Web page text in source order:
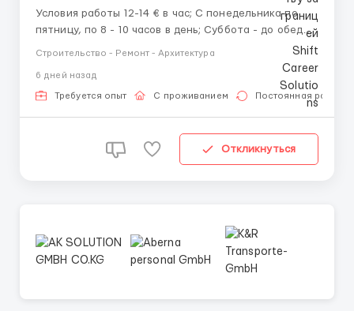
Условия работы 12-14 € в час; С понедельника по
пятницу, по 8 - 10 часов в день; Суббота - до обеда
металлических поверхностей к покраске;
Обезжиривание, шлифовк...
Строительство - Ремонт - Архитектура
6 дней назад
Требуется опыт С проживанием Постоянная работа
Откликнуться